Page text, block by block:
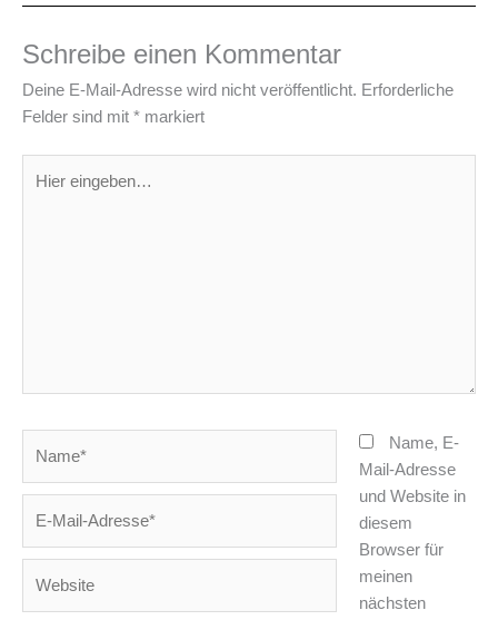
Schreibe einen Kommentar
Deine E-Mail-Adresse wird nicht veröffentlicht. Erforderliche
Felder sind mit * markiert
eingeben…
Adresse*
Name, E-
Mail-Adresse
und Website in
diesem
Browser für
meinen
nächsten